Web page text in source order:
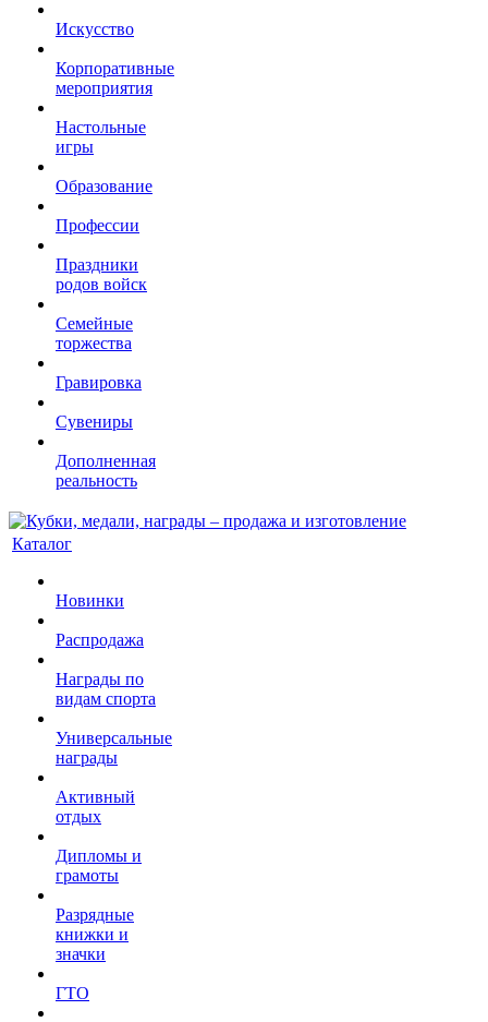
Искусство
Корпоративные
мероприятия
Настольные
игры
Образование
Профессии
Праздники
родов войск
Семейные
торжества
Гравировка
Сувениры
Дополненная
реальность
Каталог
Новинки
Распродажа
Награды по
видам спорта
Универсальные
награды
Активный
отдых
Дипломы и
грамоты
Разрядные
книжки и
значки
ГТО